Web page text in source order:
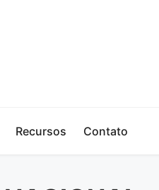
Recursos Contato